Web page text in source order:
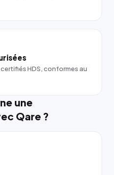
HDS, conformes au
une
Qare ?